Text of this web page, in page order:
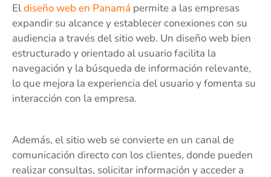
Eldiseño web en Panamá permite a las empresas
expandir su alcance y establecer conexiones con su
audiencia a través del sitio web. Un diseño web bien
estructurado y orientado al usuario facilita la
navegación y la búsqueda de información relevante,
lo que mejora la experiencia del usuario y fomenta su
interacción con la empresa.
Además, el sitio web se convierte en un canal de
comunicación directo con los clientes, donde pueden
realizar consultas, solicitar información y acceder a